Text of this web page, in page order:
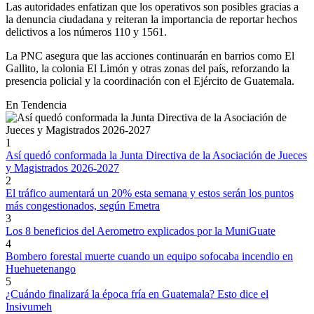
Las autoridades enfatizan que los operativos son posibles gracias a
la denuncia ciudadana y reiteran la importancia de reportar hechos
delictivos a los números 110 y 1561.
La PNC asegura que las acciones continuarán en barrios como El
Gallito, la colonia El Limón y otras zonas del país, reforzando la
presencia policial y la coordinación con el Ejército de Guatemala.
En Tendencia
1
Así quedó conformada la Junta Directiva de la Asociación de Jueces
y Magistrados 2026-2027
2
El tráfico aumentará un 20% esta semana y estos serán los puntos
más congestionados, según Emetra
3
Los 8 beneficios del Aerometro explicados por la MuniGuate
4
Bombero forestal muerte cuando un equipo sofocaba incendio en
Huehuetenango
5
¿Cuándo finalizará la época fría en Guatemala? Esto dice el
Insivumeh